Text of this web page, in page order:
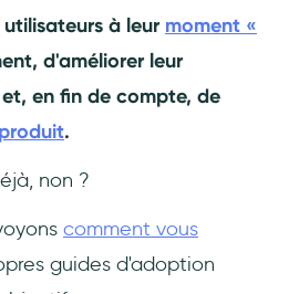
votre guide d'adoption
de convivialité et des
des
pour les guides axés sur
à leur moment «
d'améliorer leur
en fin de compte, de
.
non ?
comment vous
guides d'adoption